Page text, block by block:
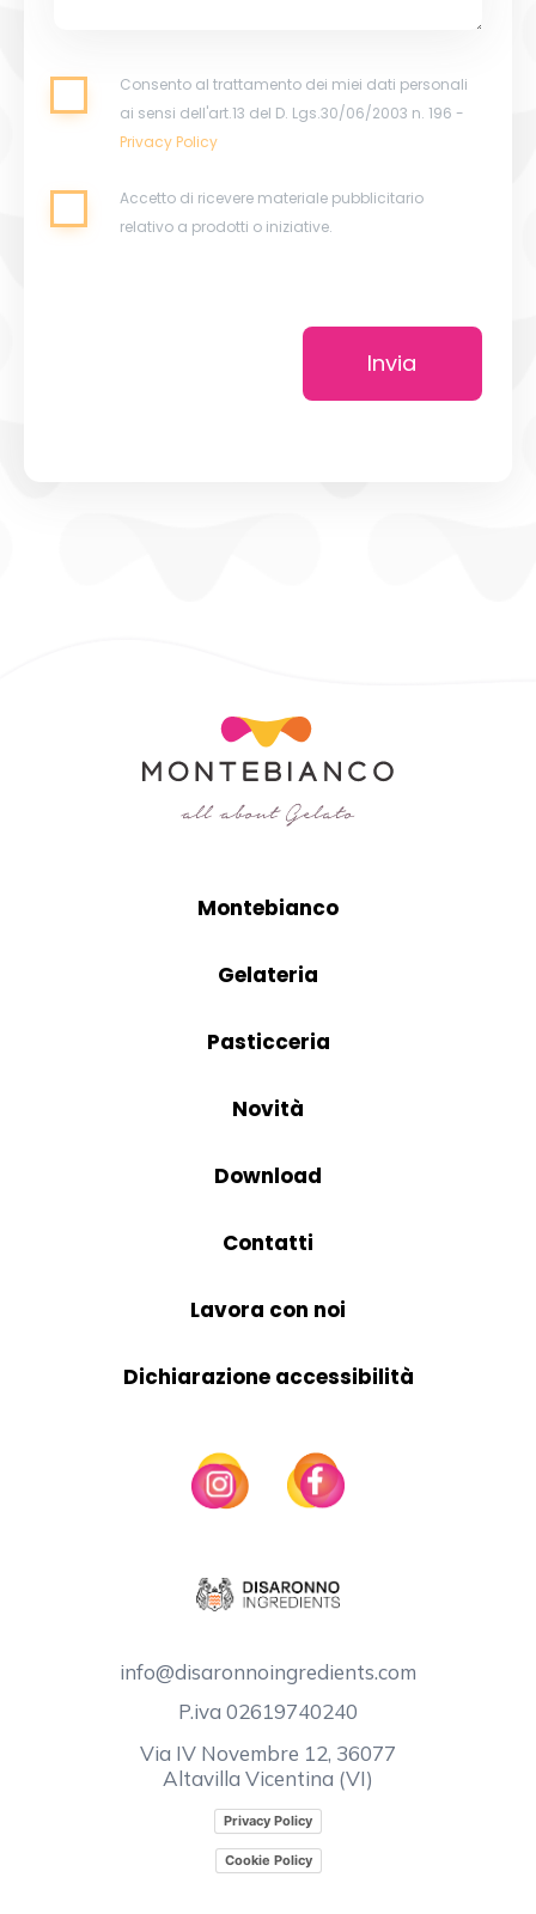
Consento al trattamento dei miei dati personali
ai sensi dell'art.13 del D. Lgs.30/06/2003 n. 196 -
Privacy Policy
Accetto di ricevere materiale pubblicitario
relativo a prodotti o iniziative.
Invia
Montebianco
Gelateria
Pasticceria
Novità
Download
Contatti
Lavora con noi
Dichiarazione accessibilità
info@disaronnoingredients.com
P.iva 02619740240
Via IV Novembre 12, 36077
Altavilla Vicentina (VI)
Privacy Policy
Cookie Policy